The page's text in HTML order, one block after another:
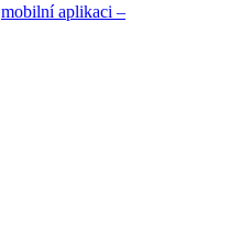
mobilní aplikaci –